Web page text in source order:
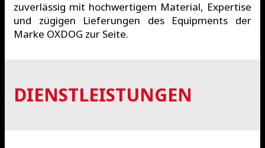
zuverlässig mit hochwertigem Material, Expertise
und zügigen Lieferungen des Equipments der
Marke OXDOG zur Seite.
DIENSTLEISTUNGEN